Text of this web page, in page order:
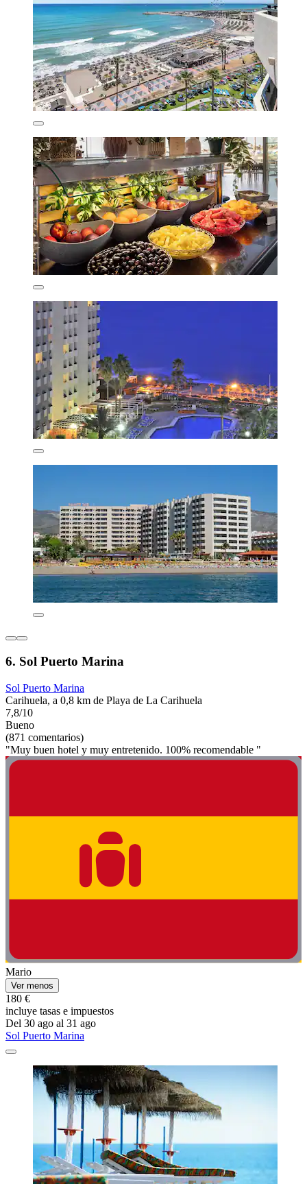
6. Sol Puerto Marina
Sol Puerto Marina
Carihuela, a 0,8 km de Playa de La Carihuela
7,8/10
Bueno
(871 comentarios)
"Muy buen hotel y muy entretenido. 100% recomendable "
Mario
Ver menos
180 €
incluye tasas e impuestos
Del 30 ago al 31 ago
Sol Puerto Marina